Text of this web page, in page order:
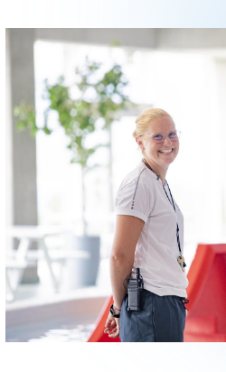
Skolesvømmingen ivaretas i